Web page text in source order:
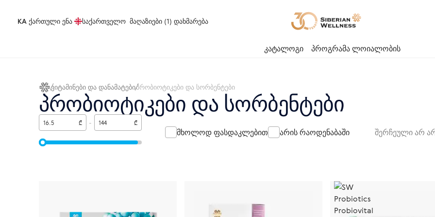
KA ქართული ენა საქართველო მაღაზიები (1) დახმარება
კატალოგი პროგრამა ლოიალობის
ვიტამინები და დანამატებიპრობიოტიკები და სორბენტები
პრობიოტიკები და სორბენტები
შერჩეული არ
₾ - ₾
მხოლოდ ფასდაკლებით არის რაოდენაბაში